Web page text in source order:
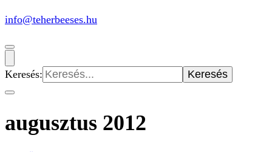
info@teherbeeses.hu
Keresés:
augusztus 2012